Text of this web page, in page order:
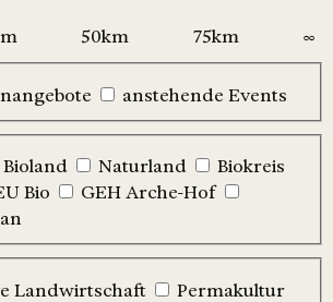
anstehende Events
Bioland Naturland
Biokreis
Bio
GEH Arche-Hof
Landwirtschaft
Permakultur